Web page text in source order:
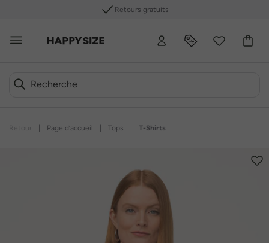
Retours gratuits
Page d’accueil Tops T-Shirts